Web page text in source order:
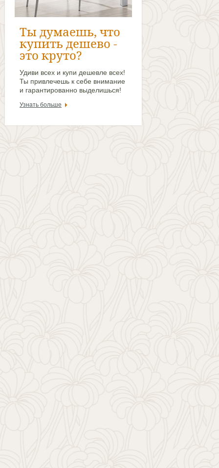
Ты думаешь, что
купить дешево -
это круто?
Удиви всех и купи дешевле всех!
Ты привлечешь к себе внимание
и гарантированно выделишься!
Узнать больше